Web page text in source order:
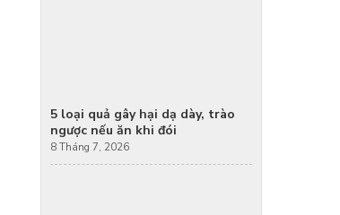
5 loại quả gây hại dạ dày, trào
ngược nếu ăn khi đói
8 Tháng 7, 2026